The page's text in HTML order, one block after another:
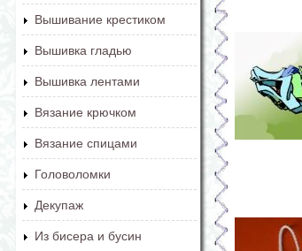
Вышивание крестиком
Вышивка гладью
Вышивка лентами
Вязание крючком
Вязание спицами
Головоломки
Декупаж
Из бисера и бусин